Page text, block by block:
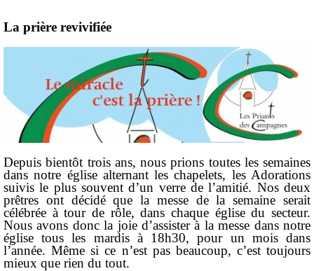
La prière revivifiée
Depuis bientôt trois ans, nous prions toutes les semaines
dans notre église alternant les chapelets, les Adorations
suivis le plus souvent d’un verre de l’amitié. Nos deux
prêtres ont décidé que la messe de la semaine serait
célébrée à tour de rôle, dans chaque église du secteur.
Nous avons donc la joie d’assister à la messe dans notre
église tous les mardis à 18h30, pour un mois dans
l’année. Même si ce n’est pas beaucoup, c’est toujours
mieux que rien du tout.